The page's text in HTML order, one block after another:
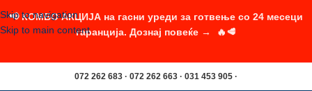
Skip to navigation
Skip to main content
072 262 683 · 072 262 663 · 031 453 905 ·
📢 КОМБО АКЦИЈА на гасни уреди за готвење со 24 месеци
гаранција. Дознај повеќе → 🔥🥩